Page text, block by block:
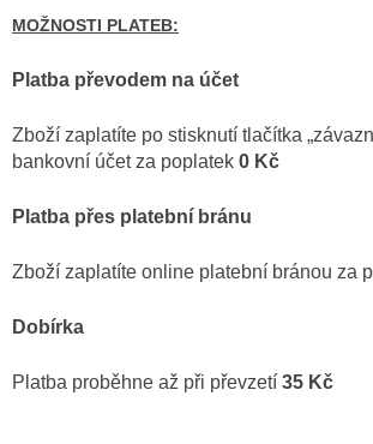
MOŽNOSTI PLATEB:
Platba převodem na účet
Zboží zaplatíte po stisknutí tlačítka
bankovní účet za poplatek 0 Kč
Platba přes platební bránu
Zboží zaplatíte online platební bránou za
Dobírka
Platba proběhne až při převzetí 35 Kč